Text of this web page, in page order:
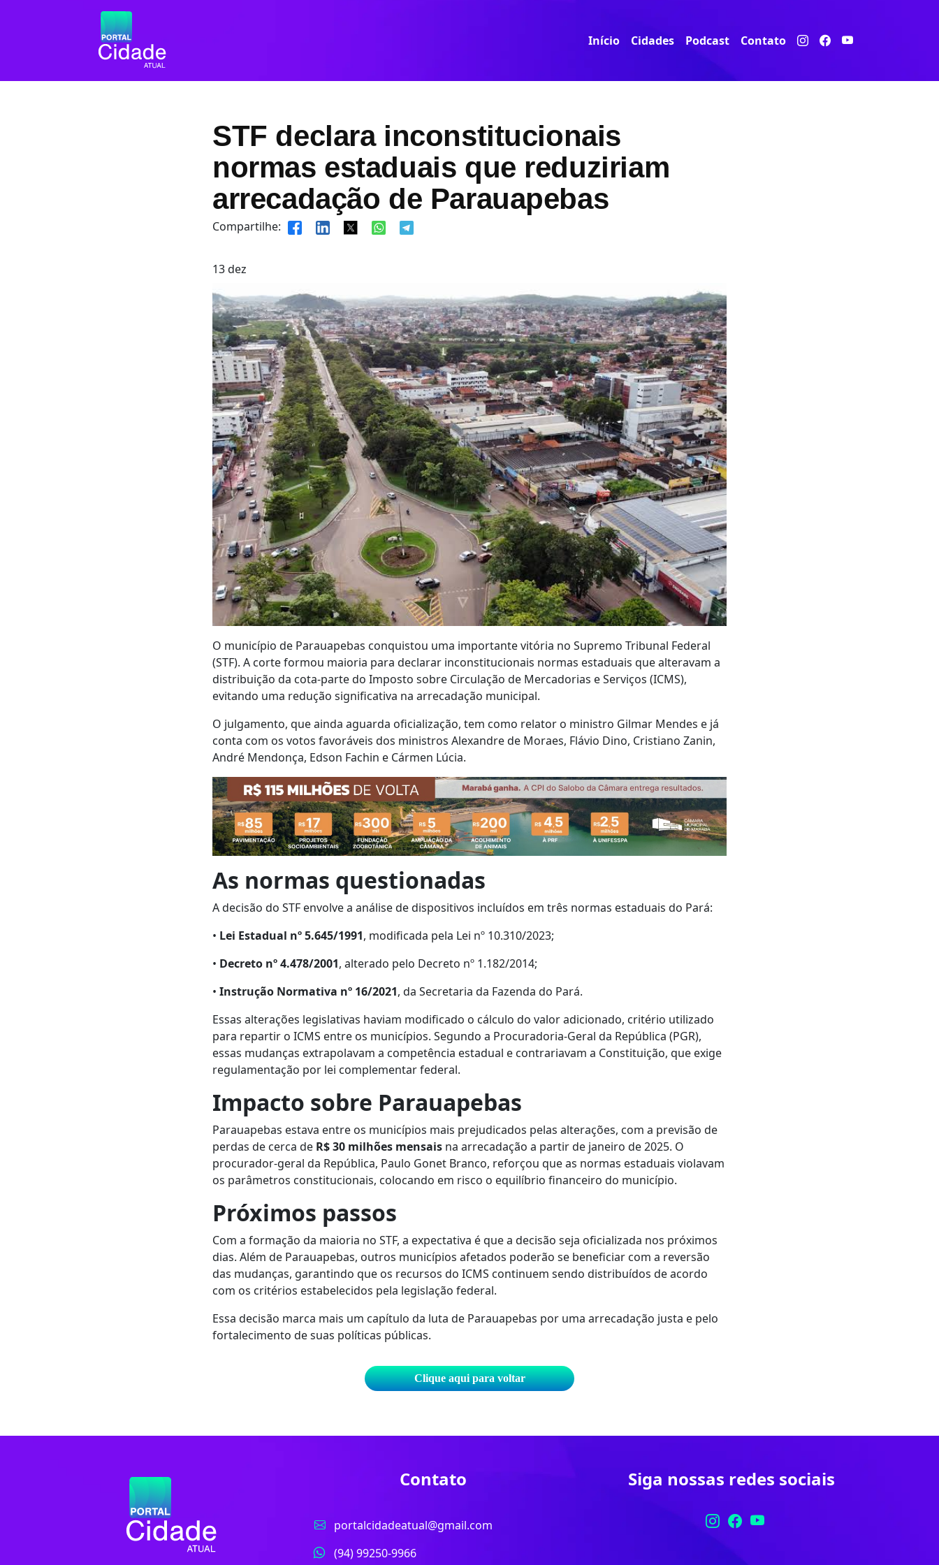
Início Cidades Podcast Contato
STF declara inconstitucionais
normas estaduais que reduziriam
arrecadação de Parauapebas
Compartilhe:
13dez
O município de Parauapebas conquistou uma importante vitória no Supremo Tribunal Federal
(STF). A corte formou maioria para declarar inconstitucionais normas estaduais que alteravam a
distribuição da cota-parte do Imposto sobre Circulação de Mercadorias e Serviços (ICMS),
evitando uma redução significativa na arrecadação municipal.
O julgamento, que ainda aguarda oficialização, tem como relator o ministro Gilmar Mendes e já
conta com os votos favoráveis dos ministros Alexandre de Moraes, Flávio Dino, Cristiano Zanin,
André Mendonça, Edson Fachin e Cármen Lúcia.
As normas questionadas
A decisão do STF envolve a análise de dispositivos incluídos em três normas estaduais do Pará:
• Lei Estadual nº 5.645/1991, modificada pela Lei nº 10.310/2023;
• Decreto nº 4.478/2001, alterado pelo Decreto nº 1.182/2014;
• Instrução Normativa nº 16/2021, da Secretaria da Fazenda do Pará.
Essas alterações legislativas haviam modificado o cálculo do valor adicionado, critério utilizado
para repartir o ICMS entre os municípios. Segundo a Procuradoria-Geral da República (PGR),
essas mudanças extrapolavam a competência estadual e contrariavam a Constituição, que exige
regulamentação por lei complementar federal.
Impacto sobre Parauapebas
Parauapebas estava entre os municípios mais prejudicados pelas alterações, com a previsão de
perdas de cerca de R$ 30 milhões mensais na arrecadação a partir de janeiro de 2025. O
procurador-geral da República, Paulo Gonet Branco, reforçou que as normas estaduais violavam
os parâmetros constitucionais, colocando em risco o equilíbrio financeiro do município.
Próximos passos
Com a formação da maioria no STF, a expectativa é que a decisão seja oficializada nos próximos
dias. Além de Parauapebas, outros municípios afetados poderão se beneficiar com a reversão
das mudanças, garantindo que os recursos do ICMS continuem sendo distribuídos de acordo
com os critérios estabelecidos pela legislação federal.
Essa decisão marca mais um capítulo da luta de Parauapebas por uma arrecadação justa e pelo
fortalecimento de suas políticas públicas.
Clique aqui para voltar
Contato
portalcidadeatual@gmail.com
(94) 99250-9966
Siga nossas redes sociais